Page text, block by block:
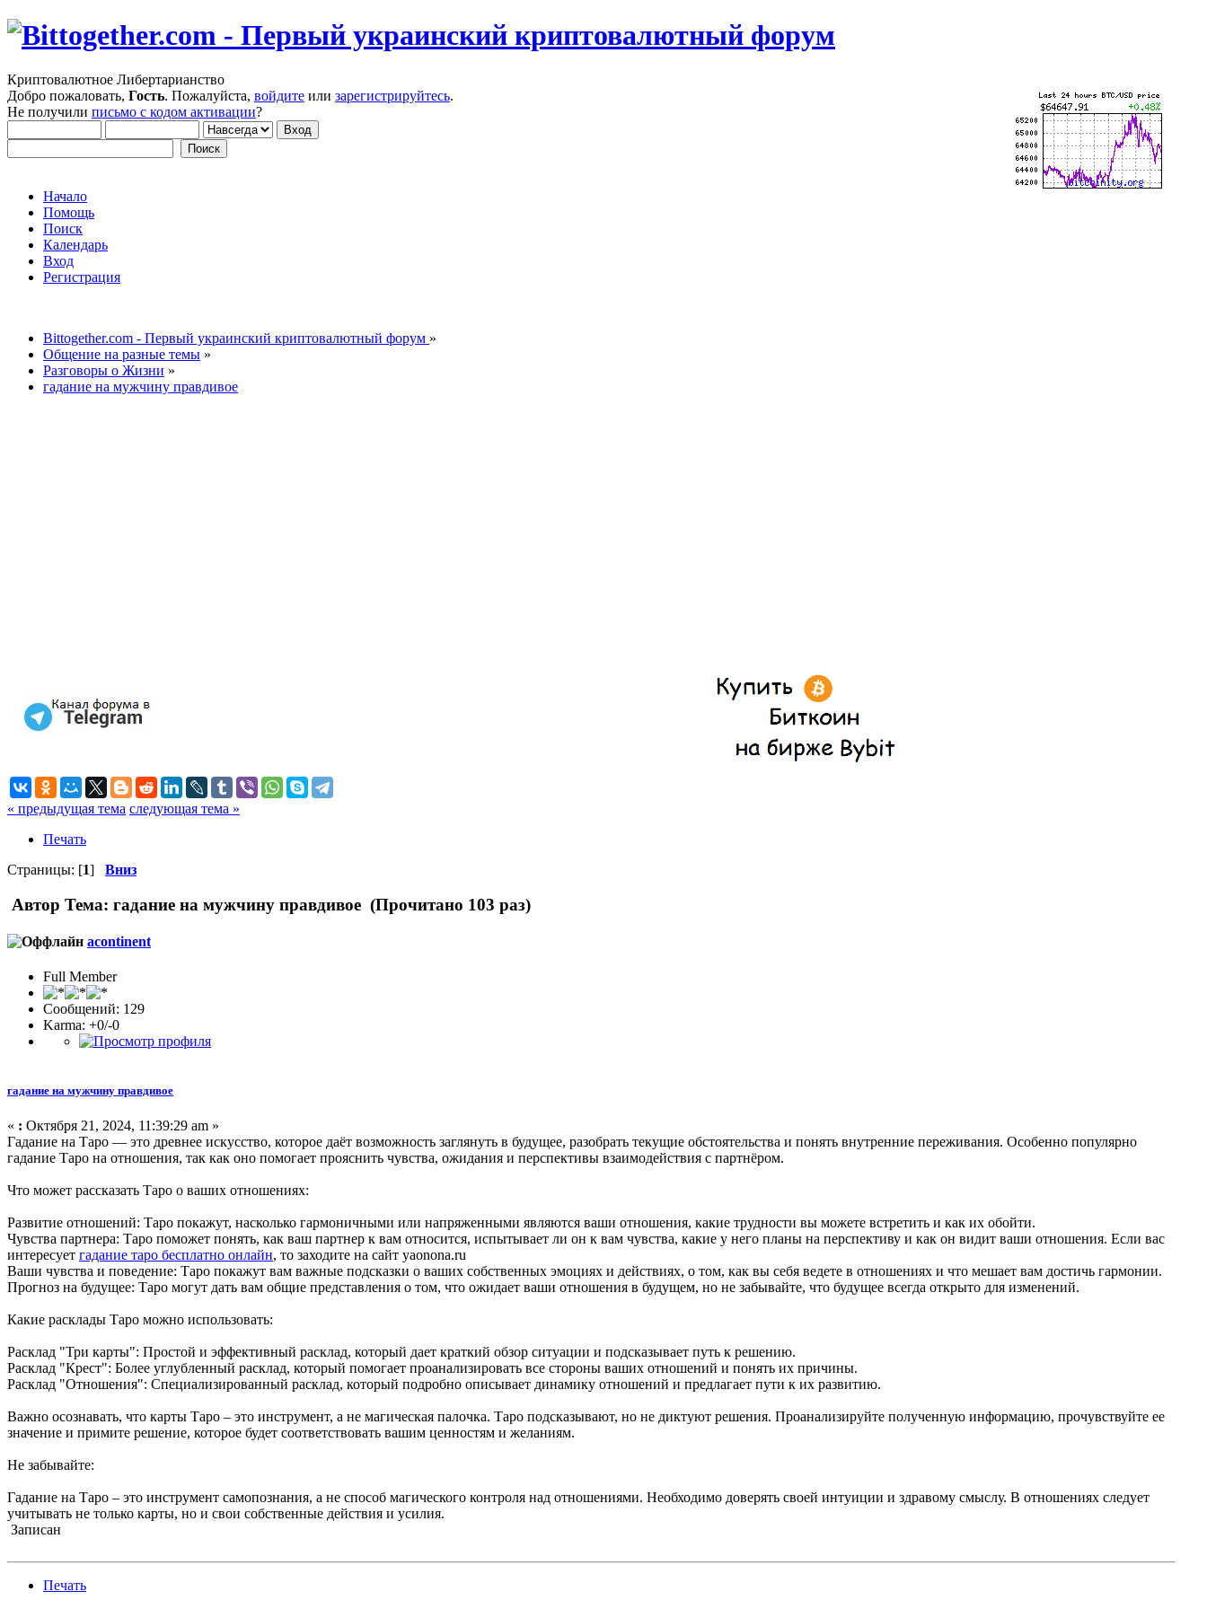
Криптовалютное Либертарианство
Добро пожаловать, Гость. Пожалуйста, войдите или зарегистрируйтесь.
Не получили письмо с кодом активации?
Начало
Помощь
Поиск
Календарь
Вход
Регистрация
Bittogether.com - Первый украинский криптовалютный форум »
Общение на разные темы »
Разговоры о Жизни »
гадание на мужчину правдивое
« предыдущая тема следующая тема »
Печать
Страницы: [1] Вниз
Автор Тема: гадание на мужчину правдивое (Прочитано 103 раз)
acontinent
Full Member
Сообщений: 129
Karma: +0/-0
гадание на мужчину правдивое
« : Октября 21, 2024, 11:39:29 am »
Гадание на Таро — это древнее искусство, которое даёт возможность заглянуть в будущее, разобрать текущие обстоятельства и понять внутренние переживания. Особенно популярно
гадание Таро на отношения, так как оно помогает прояснить чувства, ожидания и перспективы взаимодействия с партнёром.
Что может рассказать Таро о ваших отношениях:
Развитие отношений: Таро покажут, насколько гармоничными или напряженными являются ваши отношения, какие трудности вы можете встретить и как их обойти.
Чувства партнера: Таро поможет понять, как ваш партнер к вам относится, испытывает ли он к вам чувства, какие у него планы на перспективу и как он видит ваши отношения. Если вас
интересует гадание таро бесплатно онлайн, то заходите на сайт yaonona.ru
Ваши чувства и поведение: Таро покажут вам важные подсказки о ваших собственных эмоциях и действиях, о том, как вы себя ведете в отношениях и что мешает вам достичь гармонии.
Прогноз на будущее: Таро могут дать вам общие представления о том, что ожидает ваши отношения в будущем, но не забывайте, что будущее всегда открыто для изменений.
Какие расклады Таро можно использовать:
Расклад "Три карты": Простой и эффективный расклад, который дает краткий обзор ситуации и подсказывает путь к решению.
Расклад "Крест": Более углубленный расклад, который помогает проанализировать все стороны ваших отношений и понять их причины.
Расклад "Отношения": Специализированный расклад, который подробно описывает динамику отношений и предлагает пути к их развитию.
Важно осознавать, что карты Таро – это инструмент, а не магическая палочка. Таро подсказывают, но не диктуют решения. Проанализируйте полученную информацию, прочувствуйте ее
значение и примите решение, которое будет соответствовать вашим ценностям и желаниям.
Не забывайте:
Гадание на Таро – это инструмент самопознания, а не способ магического контроля над отношениями. Необходимо доверять своей интуиции и здравому смыслу. В отношениях следует
учитывать не только карты, но и свои собственные действия и усилия.
Записан
Печать